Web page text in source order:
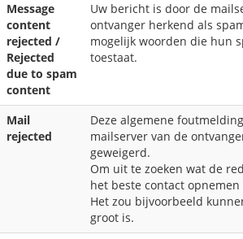
Message
content
rejected /
Rejected
due to spam
content
Uw bericht is door de
ontvanger herkend als
mogelijk woorden die hun
toestaat.
Mail
rejected
Deze algemene
mailserver van de
geweigerd.
Om uit te zoeken wat de
het beste contact
Het zou bijvoorbeeld
groot is.